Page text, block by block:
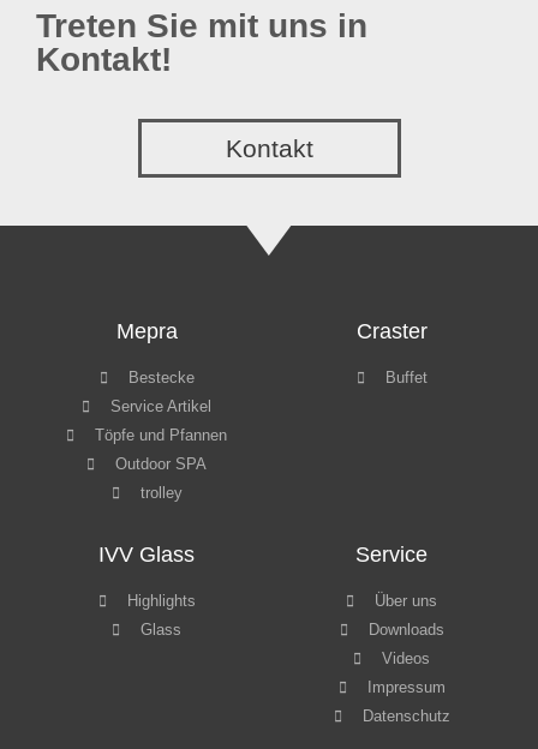
Treten Sie mit uns in
Kontakt!
Kontakt
Mepra
Bestecke
Service Artikel
Töpfe und Pfannen
Outdoor SPA
trolley
Craster
Buffet
IVV Glass
Highlights
Glass
Service
Über uns
Downloads
Videos
Impressum
Datenschutz